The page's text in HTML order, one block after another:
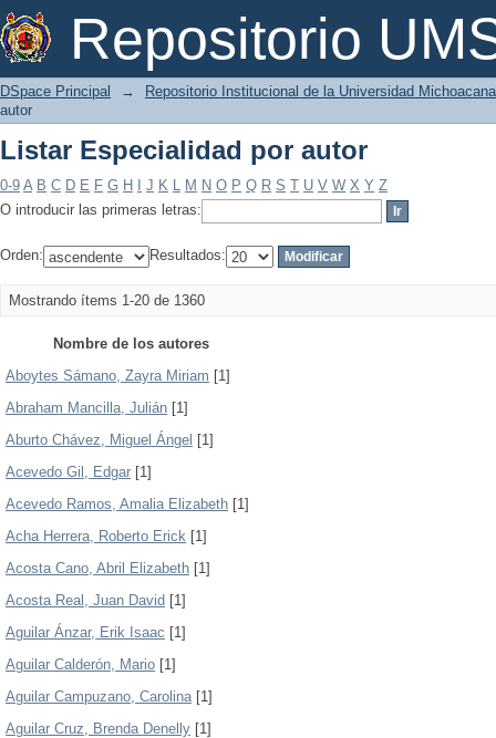
Repositorio
Listar Especialidad por autor
DSpace Principal →
Repositorio Institucional de la Universidad
autor
Listar Especialidad por autor
0-9 A B C D E F G H J K L M N O P Q R S T U V W X Y Z
O introducir las primeras letras:
Orden: Resultados:
Mostrando ítems 1-20 de 1360
Nombre de los autores
Aboytes Sámano, Zayra Miriam [1]
Abraham Mancilla, Julián [1]
Aburto Chávez, Miguel Ángel [1]
Acevedo Gil, Edgar [1]
Acevedo Ramos, Amalia Elizabeth [1]
Acha Herrera, Roberto Erick [1]
Acosta Cano, Abril Elizabeth [1]
Acosta Real, Juan David [1]
Aguilar Ánzar, Erik Isaac [1]
Aguilar Calderón, Mario [1]
Aguilar Campuzano, Carolina[1]
Aguilar Cruz, Brenda Denelly [1]